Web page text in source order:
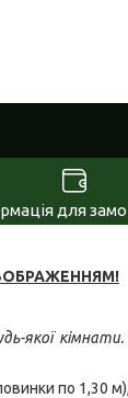
для
якої кімнати.
по 1,30